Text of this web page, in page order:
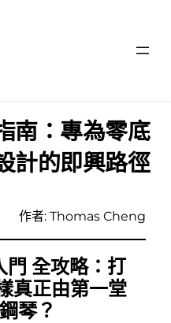
南：專為零底
計的即興路徑
作者: Thomas Cheng
全攻略：打
真正由第一堂
琴？